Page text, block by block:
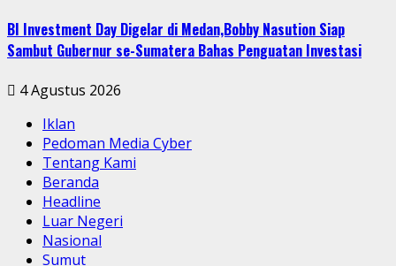
BI Investment Day Digelar di Medan,Bobby Nasution Siap
Sambut Gubernur se-Sumatera Bahas Penguatan Investasi
4 Agustus 2026
Iklan
Pedoman Media Cyber
Tentang Kami
Beranda
Headline
Luar Negeri
Nasional
Sumut